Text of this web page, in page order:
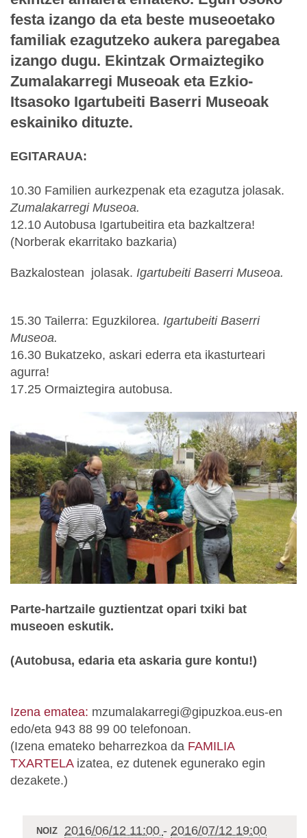
festa izango da eta beste museoetako
familiak ezagutzeko aukera paregabea
izango dugu. Ekintzak Ormaiztegiko
Zumalakarregi Museoak eta Ezkio-
Itsasoko Igartubeiti Baserri Museoak
eskainiko dituzte.
EGITARAUA:
10.30 Familien aurkezpenak eta ezagutza jolasak.
Zumalakarregi Museoa.
12.10 Autobusa Igartubeitira eta bazkaltzera!
(Norberak ekarritako bazkaria)
Bazkalostean jolasak. Igartubeiti Baserri Museoa.
15.30 Tailerra: Eguzkilorea. Igartubeiti Baserri
Museoa.
16.30 Bukatzeko, askari ederra eta ikasturteari
agurra!
17.25 Ormaiztegira autobusa.
Parte-hartzaile guztientzat opari txiki bat
museoen eskutik.
(Autobusa, edaria eta askaria gure kontu!)
Izena ematea: mzumalakarregi@gipuzkoa.eus-en
edo/eta 943 88 99 00 telefonoan.
(Izena emateko beharrezkoa da FAMILIA
TXARTELAizatea, ez dutenek egunerako egin
dezakete.)
NOIZ 2016/06/12 11:00 - 2016/07/12 19:00